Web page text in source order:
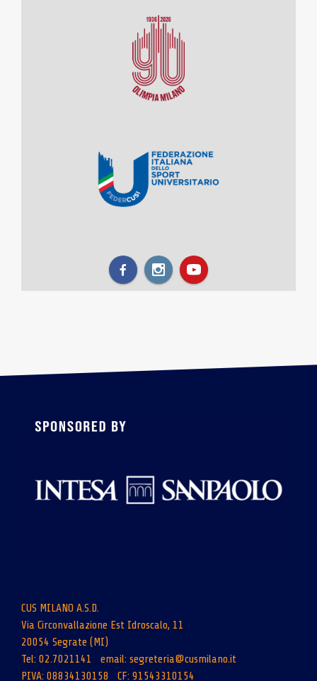
CUS MILANO A.S.D.
Via Circonvallazione Est Idroscalo, 11
20054 Segrate (MI)
Tel: 02.7021141 email: segreteria@cusmilano.it
PIVA: 08834130158 CF: 91543310154